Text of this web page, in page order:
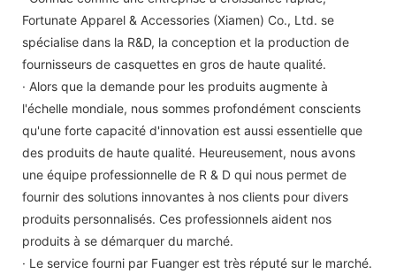
Fortunate Apparel & Accessories (Xiamen) Co., Ltd. se
spécialise dans la R&D, la conception et la production de
fournisseurs de casquettes en gros de haute qualité.
· Alors que la demande pour les produits augmente à
l'échelle mondiale, nous sommes profondément conscients
qu'une forte capacité d'innovation est aussi essentielle que
des produits de haute qualité. Heureusement, nous avons
une équipe professionnelle de R & D qui nous permet de
fournir des solutions innovantes à nos clients pour divers
produits personnalisés. Ces professionnels aident nos
produits à se démarquer du marché.
· Le service fourni par Fuanger est très réputé sur le marché.